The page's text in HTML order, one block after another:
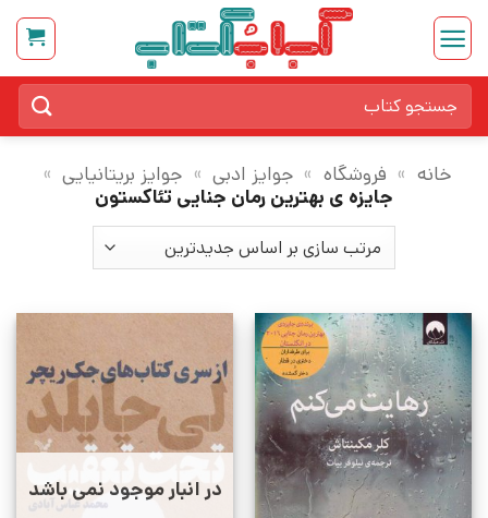
Skip
content
برای:
خانه » فروشگاه » جوایز ادبی » جوایز بریتانیایی »
جایزه ی بهترین رمان جنایی تئاکستون
در انبار موجود نمی باشد